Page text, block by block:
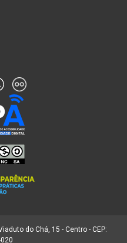
do Chá, 15 - Centro - CEP: